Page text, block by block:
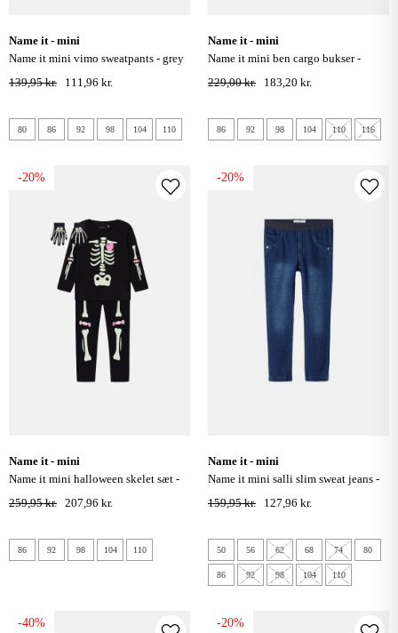
name it - mini
name it mini vimo sweatpants - grey
melange
139,95 kr. 111,96 kr.
80 86 92 98 104 110
name it - mini
name it mini ben cargo bukser -
incense
229,00 kr. 183,20 kr.
86 92 98 104 110 116
-20%
name it - mini
name it mini halloween skelet sæt -
sort
259,95 kr. 207,96 kr.
86 92 98 104 110
-20%
name it - mini
name it mini salli slim sweat jeans -
dark blue denim
159,95 kr. 127,96 kr.
50 56 62 68 74 80
86 92 98 104 110
-40% -20%